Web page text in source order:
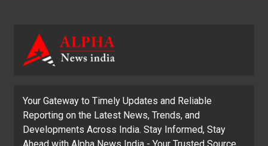
Your Gateway to Timely Updates and Reliable
Reporting on the Latest News, Trends, and
Developments Across India. Stay Informed, Stay